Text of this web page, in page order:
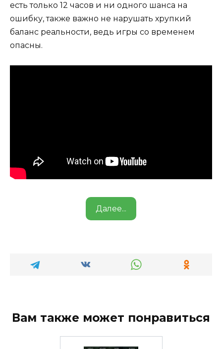
есть только 12 часов и ни одного шанса на
ошибку, также важно не нарушать хрупкий
баланс реальности, ведь игры со временем
опасны.
Далее...
Вам также может понравиться